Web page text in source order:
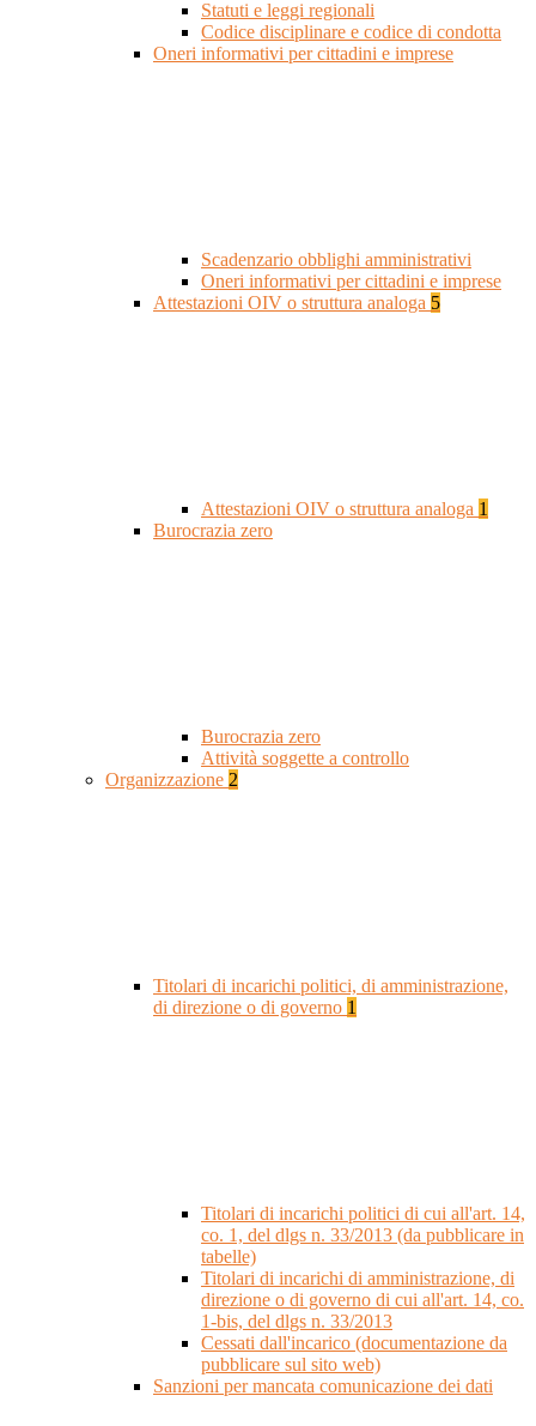
Statuti e leggi regionali
Codice disciplinare e codice di condotta
Oneri informativi per cittadini e imprese
Scadenzario obblighi amministrativi
Oneri informativi per cittadini e imprese
Attestazioni OIV o struttura analoga 5
Attestazioni OIV o struttura analoga 1
Burocrazia zero
Burocrazia zero
Attività soggette a controllo
Organizzazione 2
Titolari di incarichi politici, di amministrazione,
di direzione o di governo 1
Titolari di incarichi politici di cui all'art. 14,
co. 1, del dlgs n. 33/2013 (da pubblicare in
tabelle)
Titolari di incarichi di amministrazione, di
direzione o di governo di cui all'art. 14, co.
1-bis, del dlgs n. 33/2013
Cessati dall'incarico (documentazione da
pubblicare sul sito web)
Sanzioni per mancata comunicazione dei dati